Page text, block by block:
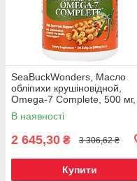
SeaBuckWonders, Масло
обліпихи крушіновідной,
Omega-7 Complete, 500 мг,
120 м'яких капсул, Київ
В наявності
2 645,30 ₴ 3 306,62 ₴
Купити